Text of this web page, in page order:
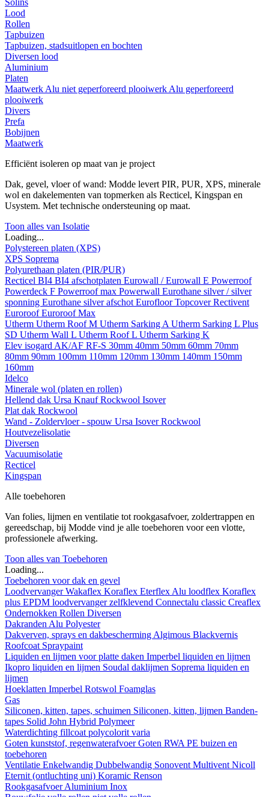
Solins
Lood
Rollen
Tapbuizen
Tapbuizen, stadsuitlopen en bochten
Diversen lood
Aluminium
Platen
Maatwerk Alu niet geperforeerd plooiwerk Alu geperforeerd
plooiwerk
Divers
Prefa
Bobijnen
Maatwerk
Efficiënt isoleren op maat van je project
Dak, gevel, vloer of wand: Modde levert PIR, PUR, XPS, minerale
wol en dakelementen van topmerken als Recticel, Kingspan en
Usystem. Met technische ondersteuning op maat.
Toon alles van Isolatie
Loading...
Polystereen platen (XPS)
XPS Soprema
Polyurethaan platen (PIR/PUR)
Recticel BI4 BI4 afschotplaten Eurowall / Eurowall E Powerroof
Powerdeck F Powerroof max Powerwall Eurothane silver / silver
sponning Eurothane silver afschot EurofloorTopcoverRectivent
EuroroofEuroroof Max
Utherm Utherm Roof M Utherm Sarking A Utherm Sarking L Plus
SD Utherm Wall L Utherm Roof L Utherm Sarking K
Elev isogard AK/AF RF-S 30mm 40mm 50mm 60mm 70mm
80mm 90mm 100mm 110mm 120mm 130mm 140mm 150mm
160mm
Idelco
Minerale wol (platen en rollen)
Hellend dak Ursa KnaufRockwool Isover
Plat dak Rockwool
Wand - Zoldervloer - spouw Ursa IsoverRockwool
Houtvezelisolatie
Diversen
Vacuumisolatie
Recticel
Kingspan
Alle toebehoren
Van folies, lijmen en ventilatie tot rookgasafvoer, zoldertrappen en
gereedschap, bij Modde vind je alle toebehoren voor een vlotte,
professionele afwerking.
Toon alles van Toebehoren
Loading...
Toebehoren voor dak en gevel
LoodvervangerWakaflex Koraflex Eterflex Alu loodflex Koraflex
plus EPDM loodvervanger zelfklevend Connectalu classic Creaflex
Ondernokken Rollen Diversen
Dakranden Alu Polyester
Dakverven, sprays en dakbescherming Algimous Blackvernis
Roofcoat Spraypaint
Liquiden en lijmen voor platte daken Imperbel liquiden en lijmen
Ikopro liquiden en lijmen Soudal daklijmen Soprema liquiden en
lijmen
Hoeklatten Imperbel Rotswol Foamglas
Gas
Siliconen, kitten, tapes, schuimen Siliconen, kitten, lijmen Banden-
tapes Solid John Hybrid Polymeer
Waterdichting fillcoat polycolorit varia
Goten kunststof, regenwaterafvoerGoten RWA PE buizen en
toebehoren
Ventilatie Enkelwandig Dubbelwandig Sonovent Multivent Nicoll
Eternit (ontluchting uni) Koramic Renson
RookgasafvoerAluminium Inox